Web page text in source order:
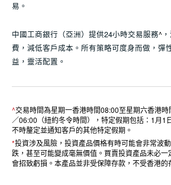
易。
中國工商銀行（亞洲）提供24小時交易服務^
費，減低客戶成本。所有策略可度身而做，彈
益，靈活配置。
^交易時間為星期一香港時間08:00至星期六香港時
／06:00（紐約冬令時間），特定假期包括：1月1
不時釐定並通知客戶的其他特定假期。
*投資涉及風險，投資產品價格有時可能會非常波
跌，甚至可能變成毫無價值。買賣投資產品未必
會招致虧損。本產品並非受保障存款，不受香港的